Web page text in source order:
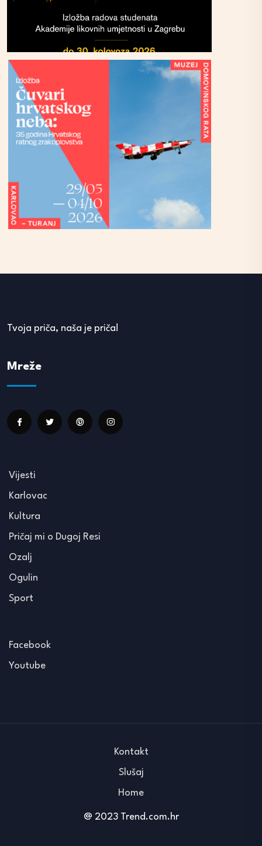
Tvoja priča, naša je priča!
Mreže
Vijesti
Karlovac
Kultura
Pričaj mi o Dugoj Resi
Ozalj
Ogulin
Sport
Facebook
Youtube
@ 2023 Trend.com.hr
Kontakt
Slušaj
Home